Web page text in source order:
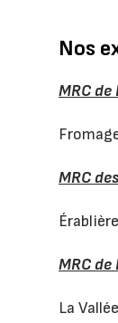
Nos
MRC
MRC
MRC
La